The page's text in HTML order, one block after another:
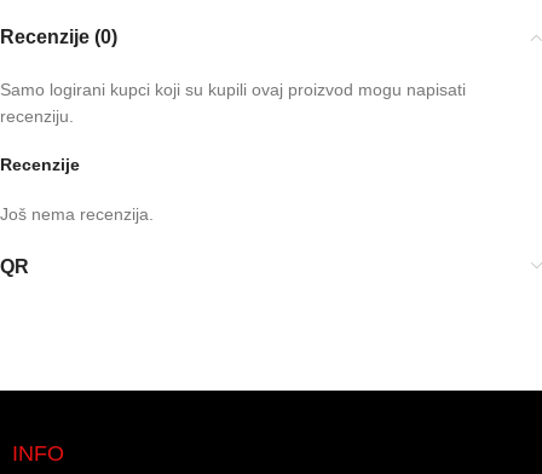
Recenzije (0)
Recenzije
Još nema recenzija.
Samo logirani kupci koji su kupili ovaj proizvod mogu napisati
recenziju.
QR
INFO